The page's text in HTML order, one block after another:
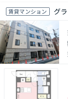
賃貸マンション グ